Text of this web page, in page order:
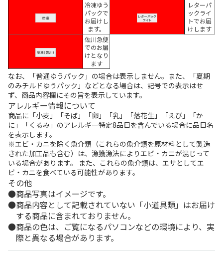
冷凍ゆう
パックで
お届けし
ます。
レターパ
ックライ
トでお届
けします
佐川急便
でのお届
けとなり
ます
なお、「普通ゆうパック」の場合は表示しません。また、「夏期
のみチルドゆうパック」などとなる場合は、記号での表示はせ
ず、商品内容欄にその旨を表示しています。
アレルギー情報について
商品に「小麦」「そば」「卵」「乳」「落花生」「えび」「か
に」「くるみ」のアレルギー特定8品目を含んでいる場合に品目名
を表示します。
※エビ・カニを除く魚介類（これらの魚介類を原材料として製造
された加工品も含む）は、漁獲漁法によりエビ・カニが混じって
いる場合があります。 また、これらの魚介類は、エサとしてエ
ビ・カニを食べている可能性があります。
その他
商品写真はイメージです。
商品内容として記載されていない「小道具類」はお届け
する商品に含まれておりません。
商品の色は、ご覧になるパソコンなどの環境により、実
際と異なる場合があります。